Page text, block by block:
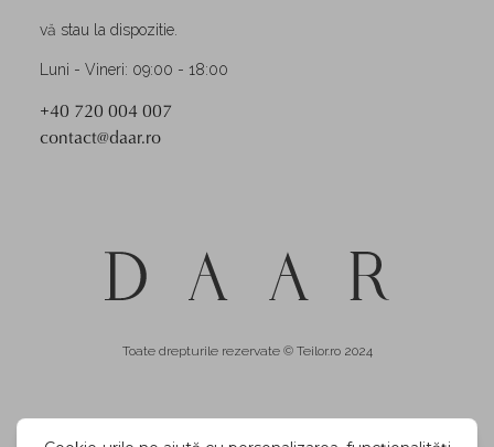
vă stau la dispozitie.
Luni - Vineri: 09:00 - 18:00
+40 720 004 007
contact@daar.ro
Toate drepturile rezervate © Teilor.ro 2024